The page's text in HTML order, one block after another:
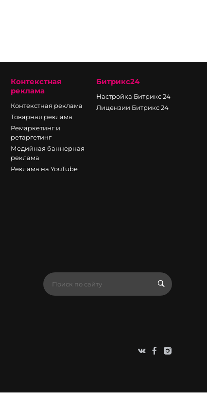
Контекстная
реклама
Контекстная реклама
Товарная реклама
Ремаркетинг и
ретаргетинг
Медийная баннерная
реклама
Реклама на YouTube
Битрикс24
Настройка Битрикс 24
Лицензии Битрикс 24